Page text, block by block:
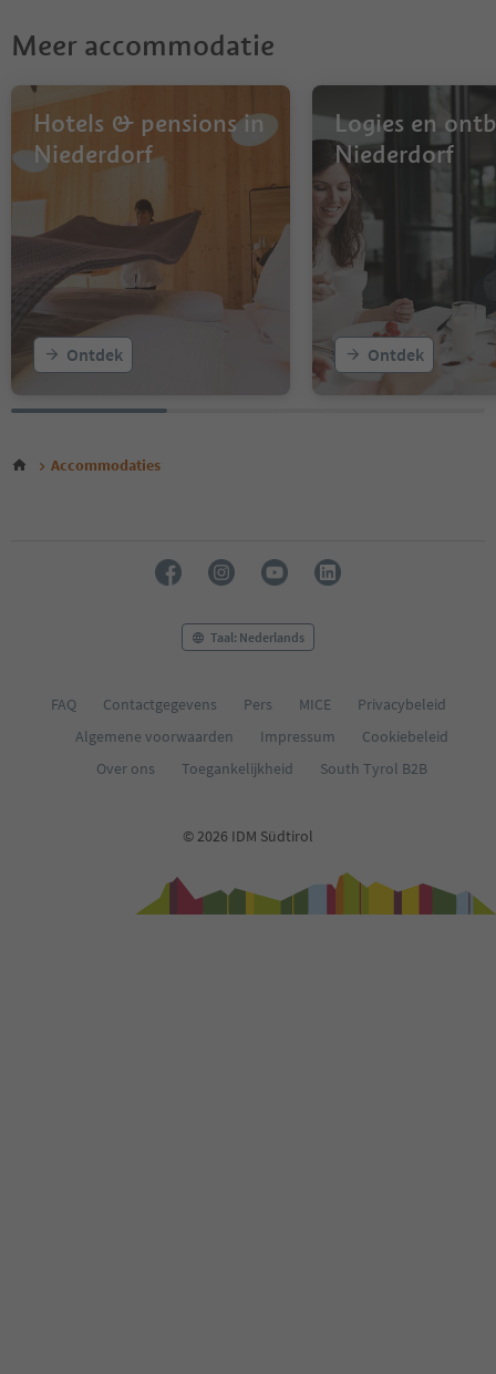
Meer accommodatie
Hotels & pensions in
Niederdorf
Ontdek
Logies en
Niederdorf
Ontdek
Accommodaties
Taal: Nederlands
FAQ Contactgegevens Pers MICE
Privacybeleid
Algemene voorwaarden
Impressum
Cookiebeleid
Over ons
Toegankelijkheid South Tyrol B2B
© 2026 IDM Südtirol